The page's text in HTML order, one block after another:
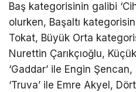
Baş kategorisinin galibi
olurken, Başaltı
Tokat, Büyük Orta
Nurettin Çarıkçıoğlu,
‘Gaddar’ ile Engin
‘Truva’ ile Emre Akyel,